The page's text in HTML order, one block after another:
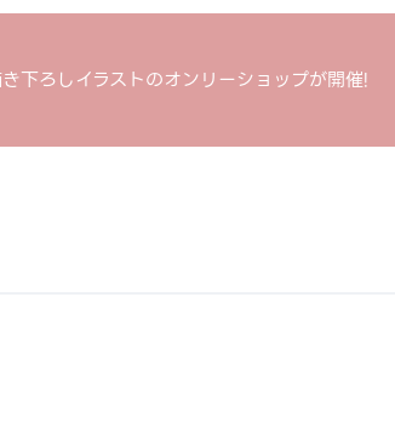
下ろしイラストのオンリーショップが開催!